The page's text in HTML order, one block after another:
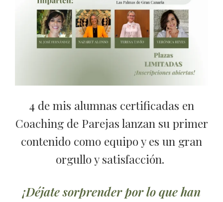
4 de mis alumnas certificadas en
Coaching de Parejas lanzan su primer
contenido como equipo y es un gran
orgullo y satisfacción.
¡Déjate sorprender por lo que han